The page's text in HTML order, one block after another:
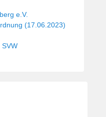
e.V.
(17.06.2023)